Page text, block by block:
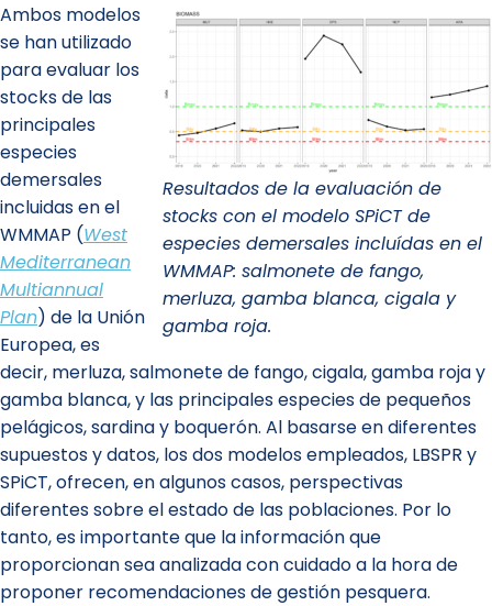
Resultados de la evaluación de
stocks con el modelo SPiCT de
especies demersales incluídas en el
WMMAP: salmonete de fango,
merluza, gamba blanca, cigala y
gamba roja.
Ambos modelos
se han utilizado
para evaluar los
stocks de las
principales
especies
demersales
incluidas en el
WMMAP (West
Mediterranean
Multiannual
Plan) de la Unión
Europea, es
decir, merluza, salmonete de fango, cigala, gamba roja y
gamba blanca, y las principales especies de pequeños
pelágicos, sardina y boquerón. Al basarse en diferentes
supuestos y datos, los dos modelos empleados, LBSPR y
SPiCT, ofrecen, en algunos casos, perspectivas
diferentes sobre el estado de las poblaciones. Por lo
tanto, es importante que la información que
proporcionan sea analizada con cuidado a la hora de
proponer recomendaciones de gestión pesquera.